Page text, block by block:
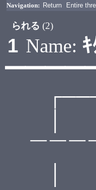
Navigation: Return Entire
られる(2)
1 Name:
│
￣￣￣
│